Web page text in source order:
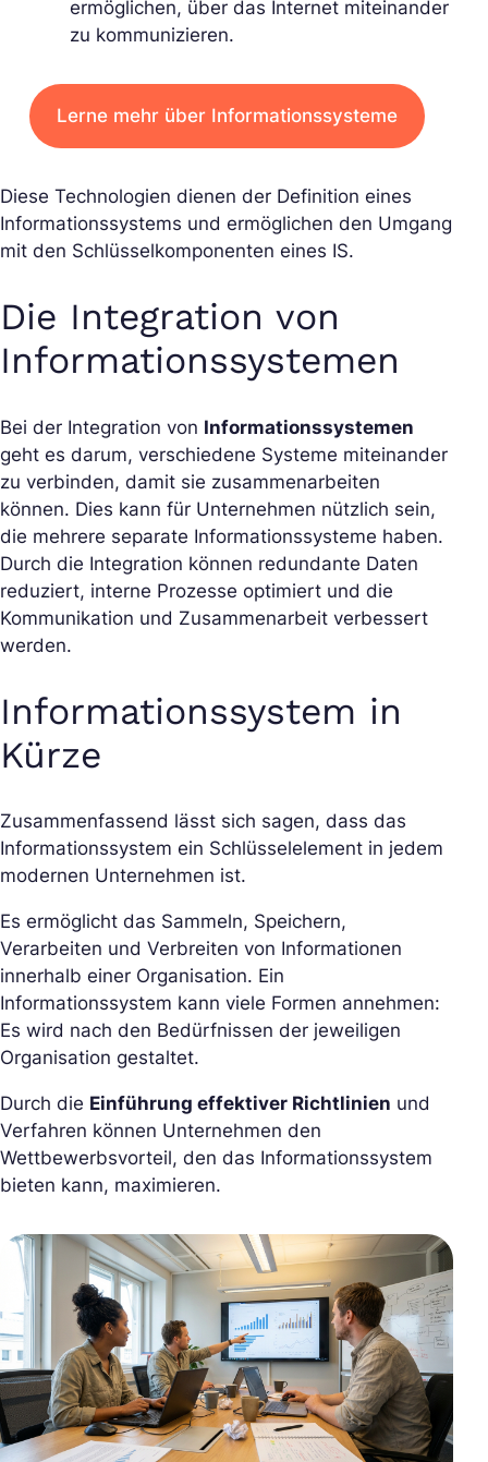
ermöglichen, über das Internet miteinander
zu kommunizieren.
Lerne mehr über Informationssysteme
Diese Technologien dienen der Definition eines
Informationssystems und ermöglichen den Umgang
mit den Schlüsselkomponenten eines IS.
Die Integration von
Informationssystemen
Bei der Integration von Informationssystemen
geht es darum, verschiedene Systeme miteinander
zu verbinden, damit sie zusammenarbeiten
können. Dies kann für Unternehmen nützlich sein,
die mehrere separate Informationssysteme haben.
Durch die Integration können redundante Daten
reduziert, interne Prozesse optimiert und die
Kommunikation und Zusammenarbeit verbessert
werden.
Informationssystem in
Kürze
Zusammenfassend lässt sich sagen, dass das
Informationssystem ein Schlüsselelement in jedem
modernen Unternehmen ist.
Es ermöglicht das Sammeln, Speichern,
Verarbeiten und Verbreiten von Informationen
innerhalb einer Organisation. Ein
Informationssystem kann viele Formen annehmen:
Es wird nach den Bedürfnissen der jeweiligen
Organisation gestaltet.
Durch die Einführung effektiver Richtlinien und
Verfahren können Unternehmen den
Wettbewerbsvorteil, den das Informationssystem
bieten kann, maximieren.